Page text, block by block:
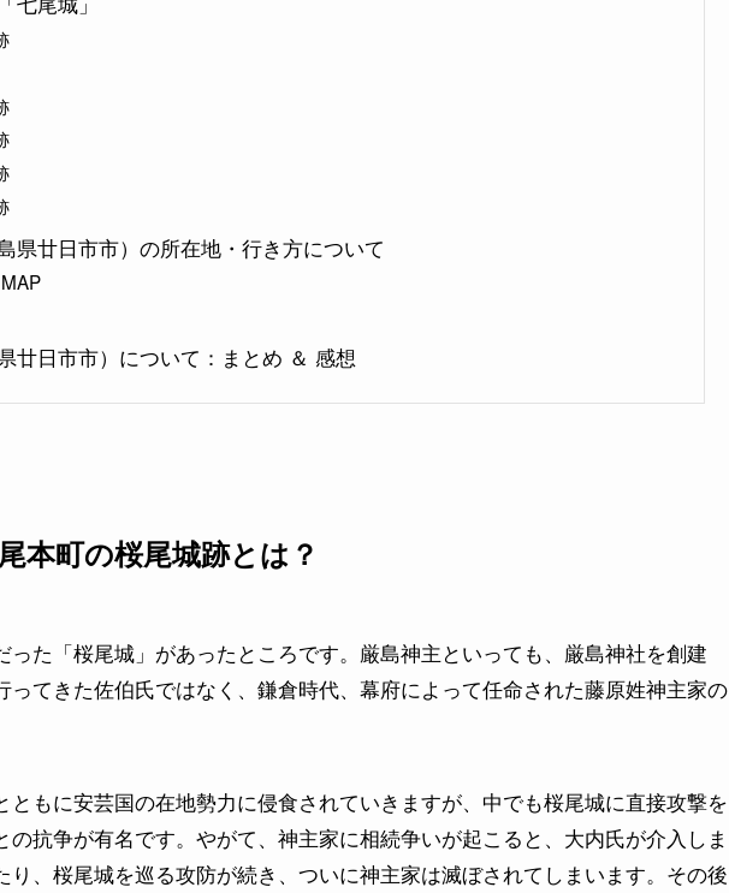
県廿日市市）の所在地・行き方について
MAP
廿日市市）について：まとめ ＆ 感想
本町の桜尾城跡とは？
った「桜尾城」があったところです。厳島神主といっても、厳島神社を創建
ってきた佐伯氏ではなく、鎌倉時代、幕府によって任命された藤原姓神主家の
ともに安芸国の在地勢力に侵食されていきますが、中でも桜尾城に直接攻撃を
の抗争が有名です。やがて、神主家に相続争いが起こると、大内氏が介入しま
り、桜尾城を巡る攻防が続き、ついに神主家は滅ぼされてしまいます。その後